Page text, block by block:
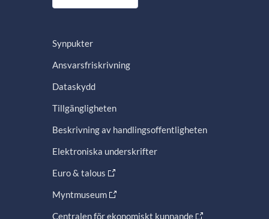
Synpukter
Ansvarsfriskrivning
Dataskydd
Tillgängligheten
Beskrivning av handlingsoffentligheten
Elektroniska underskrifter
Euro & talous
Myntmuseum
Centralen för ekonomiskt kunnande